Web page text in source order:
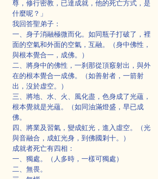
尊，修行密教，已達成就，他的死亡方式，是
什麼呢？」
我回答聖弟子：
一、身子消融極微而化。如同瓶子打破了，裡
面的空氣和外面的空氣，互融。（身中佛性，
與根本覺合一，成佛。）
二、將身中的佛性，一刹那從頂竅射出，與外
在的根本覺合一成佛。（如善射者，一箭射
出，沒於虚空。）
三、將地、水、火、風化盡，色身成了光蘊，
根本覺就是光蘊。（如同油滿燈盛，早已成
佛。
四、將業及習氣，變成虹光，進入虛空。（光
與音融合，成虹光身，到佛國剎十。）
成就者死亡有四相：
一、獨處。（人多時，一樣可獨處）
二、無畏。